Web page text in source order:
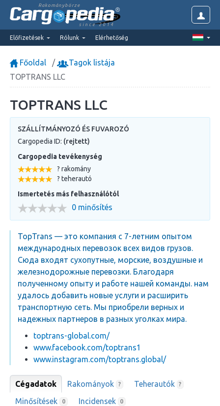
Rakománybörze
since 2014
Előfizetések Rólunk Elérhetőség
Főoldal
Tagok listája
TOPTRANS LLC
TOPTRANS LLC
SZÁLLÍTMÁNYOZÓ ÉS FUVAROZÓ
Cargopedia ID: (rejtett)
Cargopedia tevékenység
? rakomány
? teherautó
Ismertetés más felhasználótól
0 minősítés
TopTrans — это компания с 7-летним опытом
международных перевозок всех видов грузов.
Сюда входят сухопутные, морские, воздушные и
железнодорожные перевозки. Благодаря
полученному опыту и работе нашей команды. нам
удалось добавить новые услуги и расширить
транспортную сеть. Мы приобрели верных и
надежных партнеров в разных уголках мира.
toptrans-global.com/
www.facebook.com/toptrans1
www.instagram.com/toptrans.global/
Cégadatok Rakományok ? Teherautók ?
Minősítések 0 Incidensek 0